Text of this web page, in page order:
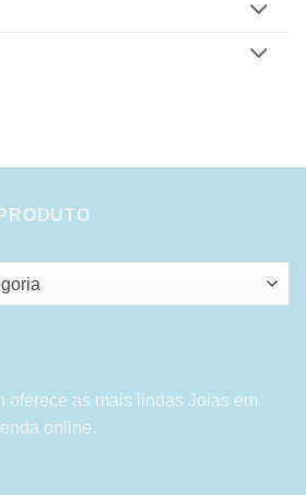
oferece as mais lindas Joias em
online.